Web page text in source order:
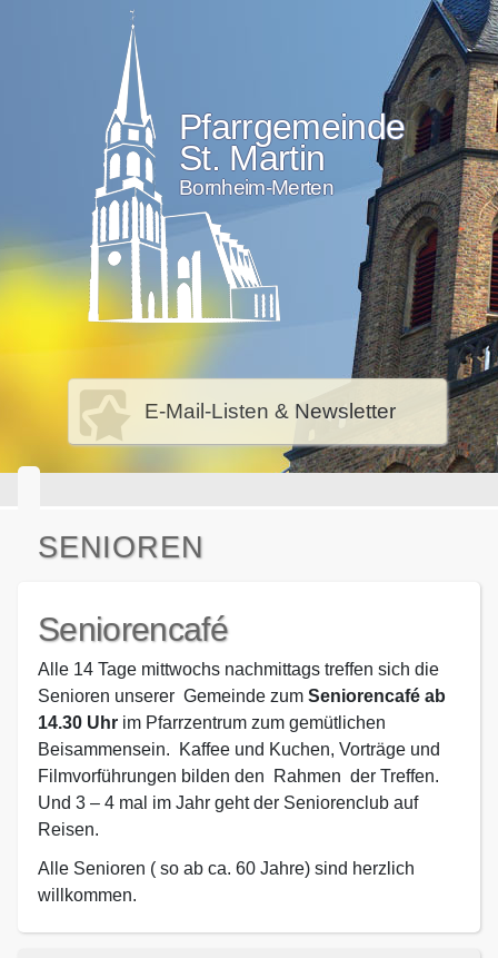
Pfarrgemeinde
St. Martin
Bornheim-Merten
E-Mail-Listen & Newsletter
SENIOREN
Seniorencafé
Alle 14 Tage mittwochs nachmittags treffen sich die
Senioren unserer Gemeinde zum Seniorencafé ab
14.30 Uhr im Pfarrzentrum zum gemütlichen
Beisammensein. Kaffee und Kuchen, Vorträge und
Filmvorführungen bilden den Rahmen der Treffen.
Und 3 – 4 mal im Jahr geht der Seniorenclub auf
Reisen.
Alle Senioren ( so ab ca. 60 Jahre) sind herzlich
willkommen.